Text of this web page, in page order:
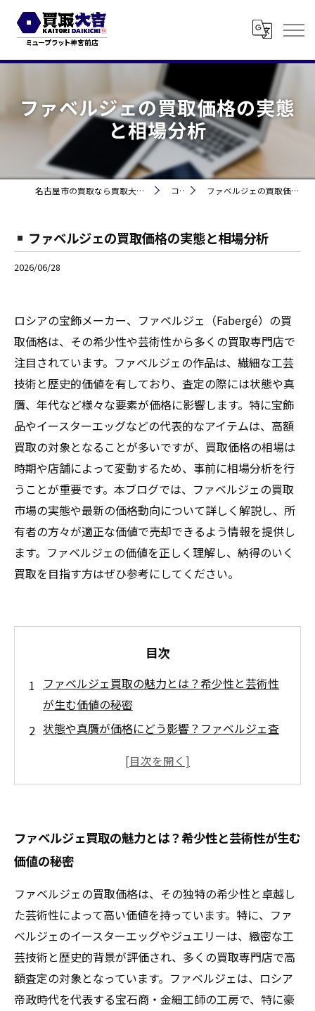
ファベルジェの買取価格の実態
と相場分析
名古屋市の買取なら買取大吉 ミュープラット神宮前 コラム ファベルジェの買取価格の実態と相場分析
ファベルジェの買取価格の実態と相場分析
2026/06/28
ロシアの宝飾メーカー、ファベルジェ（Fabergé）の買
取価格は、その希少性や芸術性から多くの買取専門店で
注目されています。ファベルジェの作品は、繊細な工芸
技術と歴史的価値を有しており、査定の際には状態や真
贋、年代など様々な要素が価格に影響します。特に宝飾
品やイースターエッグなどの代表的なアイテムは、高額
買取の対象となることが多いですが、買取価格の相場は
時期や店舗によって変動するため、事前に相場分析を行
うことが重要です。本ブログでは、ファベルジェの買取
市場の実態や最新の価格動向について詳しく解説し、所
有者の方々が適正な価値で売却できるよう情報を提供し
ます。ファベルジェの価値を正しく理解し、納得のいく
買取を目指す方はぜひ参考にしてください。
目次
ファベルジェ買取の魅力とは？希少性と芸術性
が生む価値の秘密
状態や真贋が価格にどう影響？ファベルジェ査
代表的な宝飾品とイースターエッグ、買取で高
新動向を探る
適正な買取価格で売るために知っておきたい事
前準備と交渉術
信頼できる買取専門店の選び方とファベルジェ
売却成功の秘訣
ファベルジェ買取価格の実態を把握して納得の
売却を実現しよう
ファベルジェ買取の魅力とは？希少性と芸術性が生む
価値の秘密
ファベルジェの買取価格は、その独特の希少性と卓越し
た芸術性によって高い価値を持っています。特に、ファ
ベルジェのイースターエッグやジュエリーは、緻密な工
芸技術と歴史的背景が評価され、多くの買取専門店で高
額査定の対象となっています。ファベルジェは、ロシア
帝政時代を代表する宝石商・金細工師の工房で、特に豪